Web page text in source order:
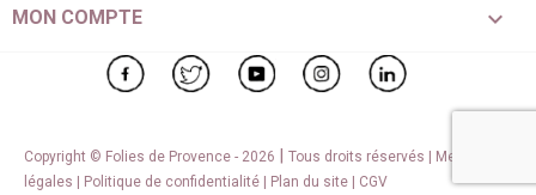
MON COMPTE 
FacebookTwitter YouTube Instagram
Copyright © Folies de Provence - 2026 | Tous droits réservés | Mentions
légales | Politique de confidentialité | Plan du site | CGV